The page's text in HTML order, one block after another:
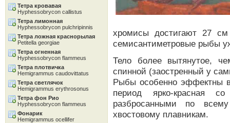
хромисы достигают 27
семисантиметровые рыбы
Тело более вытянутое,
спинной (заостренный у
Рыбы особенно эффектны
период ярко-красная
разбросанными по
хвостовому плавникам.
Тетра кровавая
Hyphessobrycon callistus
Тетра лимонная
Hyphessobrycon pulchripinnis
Тетра ложная краснорылая
Petitella georgiae
Тетра огненная
Hyphessobrycon flammeus
Тетра плотвичка
Hemigrammus caudovittatus
Тетра светлячок
Hemigrammus erythrosonus
Тетра фон Рио
Hyphessobrycon flammeus
Фонарик
Hemigrammus ocellifer